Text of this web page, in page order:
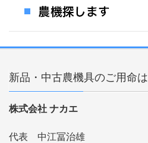
新品・中古農機具のご用命は
株式会社 ナカエ
代表 中江冨治雄